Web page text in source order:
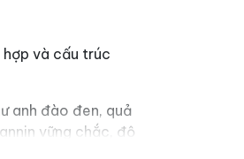
hợp và cấu trúc
anh đào đen, quả
vững chắc, độ